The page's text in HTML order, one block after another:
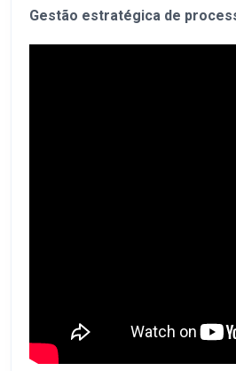
Gestão estratégica de